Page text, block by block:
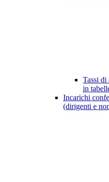
Tassi di
in
Incarichi
(dirigenti e